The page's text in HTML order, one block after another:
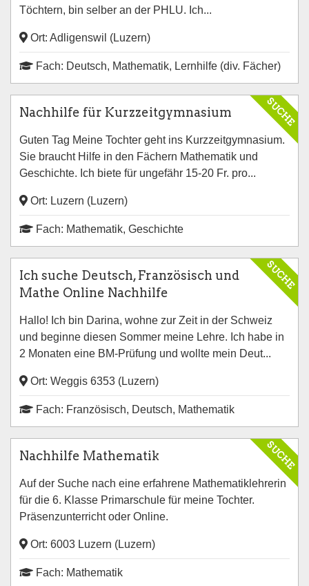
Töchtern, bin selber an der PHLU. Ich...
Ort: Adligenswil (Luzern)
Fach: Deutsch, Mathematik, Lernhilfe (div. Fächer)
SUCHE
Nachhilfe für Kurzzeitgymnasium
Guten Tag Meine Tochter geht ins Kurzzeitgymnasium.
Sie braucht Hilfe in den Fächern Mathematik und
Geschichte. Ich biete für ungefähr 15-20 Fr. pro...
Ort: Luzern (Luzern)
Fach: Mathematik, Geschichte
SUCHE
Ich suche Deutsch, Französisch und
Mathe Online Nachhilfe
Hallo! Ich bin Darina, wohne zur Zeit in der Schweiz
und beginne diesen Sommer meine Lehre. Ich habe in
2 Monaten eine BM-Prüfung und wollte mein Deut...
Ort: Weggis 6353 (Luzern)
Fach: Französisch, Deutsch, Mathematik
SUCHE
Nachhilfe Mathematik
Auf der Suche nach eine erfahrene Mathematiklehrerin
für die 6. Klasse Primarschule für meine Tochter.
Präsenzunterricht oder Online.
Ort: 6003 Luzern (Luzern)
Fach: Mathematik